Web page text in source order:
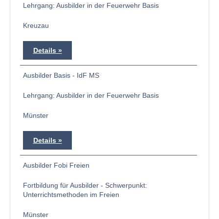
Lehrgang: Ausbilder in der Feuerwehr Basis
Kreuzau
Details
Ausbilder Basis - IdF MS
Lehrgang: Ausbilder in der Feuerwehr Basis
Münster
Details
Ausbilder Fobi Freien
Fortbildung für Ausbilder - Schwerpunkt:
Unterrichtsmethoden im Freien
Münster